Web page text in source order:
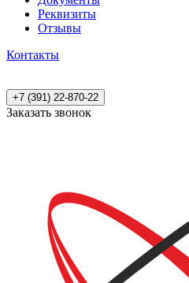
Реквизиты
Отзывы
Контакты
+7 (391) 22-870-22
Заказать звонок